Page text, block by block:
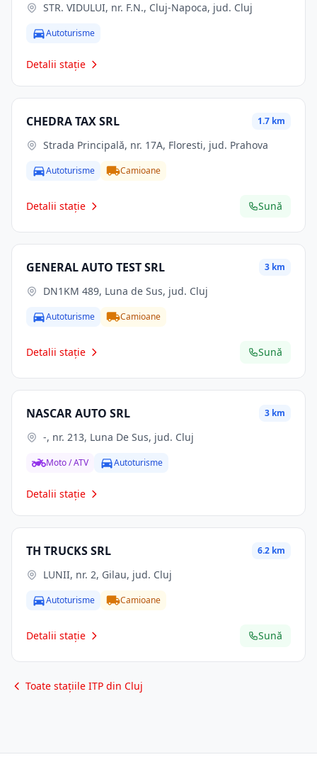
STR. VIDULUI, nr. F.N., Cluj-Napoca, jud. Cluj
Autoturisme
Detalii stație
CHEDRA TAX SRL 1.7 km
Strada Principală, nr. 17A, Floresti, jud. Prahova
Autoturisme Camioane
Detalii stație Sună
GENERAL AUTO TEST SRL 3 km
DN1KM 489, Luna de Sus, jud. Cluj
Autoturisme Camioane
Detalii stație Sună
NASCAR AUTO SRL 3 km
-, nr. 213, Luna De Sus, jud. Cluj
Moto / ATV Autoturisme
Detalii stație
TH TRUCKS SRL 6.2 km
LUNII, nr. 2, Gilau, jud. Cluj
Autoturisme Camioane
Detalii stație Sună
Toate stațiile ITP din Cluj